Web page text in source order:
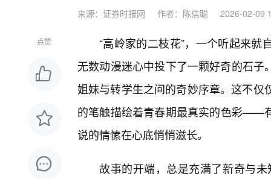
来源：证券时报网 作者：陈信聪 2026-02-09
点赞
“高岭家的二枝花”，一个听起来
无数动漫迷心中投下了一颗好奇的石
姐妹与转学生之间的奇妙序章。这不
的笔触描绘着青春期最真实的色彩——
说的情愫在心底悄悄滋长。
故事的开端，总是充满了新奇与